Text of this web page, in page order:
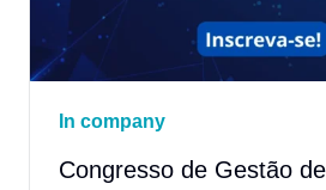
In company
Congresso de Gestão